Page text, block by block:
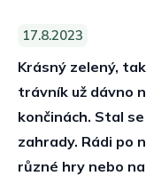
17.8.2023
Krásný zelený,
trávník už dávno
končinách. Stal se
zahrady. Rádi po
různé hry nebo